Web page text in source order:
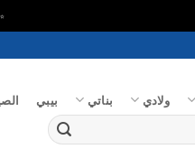
ولادي بناتي بيبي